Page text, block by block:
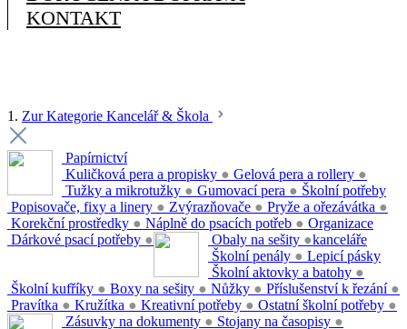
KONTAKT
1. Zur Kategorie Kancelář & Škola
Papírnictví
Kuličková pera a propisky ● Gelová pera a rollery ●
Tužky a mikrotužky ● Gumovací pera ●
Popisovače, fixy a linery ● Zvýrazňovače ● Pryže a ořezávátka ●
Korekční prostředky ● Náplně do psacích potřeb ●
Dárkové psací potřeby ●
Školní potřeby
Obaly na sešity ●
Školní penály ●
Školní aktovky a batohy ●
Školní kufříky ● Boxy na sešity ● Nůžky ● Příslušenství k řezání ●
Pravítka ● Kružítka ● Kreativní potřeby ● Ostatní školní potřeby ●
Organizace
kanceláře
Zásuvky na dokumenty ● Stojany na časopisy ●
Lepicí pásky